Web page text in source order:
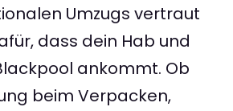
Umzugs vertraut
dass dein Hab und
ankommt. Ob
beim Verpacken,